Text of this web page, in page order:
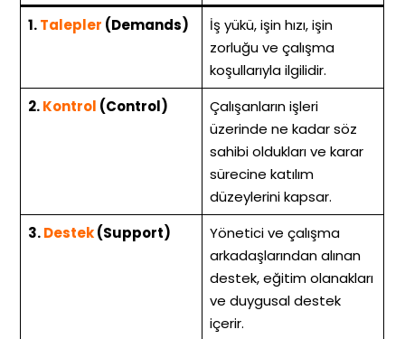
1.Talepler (Demands)
İş yükü, işin hızı, işin
zorluğu ve çalışma
koşullarıyla ilgilidir.
2.Kontrol (Control)
Çalışanların işleri
üzerinde ne kadar söz
sahibi oldukları ve karar
sürecine katılım
düzeylerini kapsar.
3.Destek(Support)
Yönetici ve çalışma
arkadaşlarından alınan
destek, eğitim olanakları
ve duygusal destek
içerir.